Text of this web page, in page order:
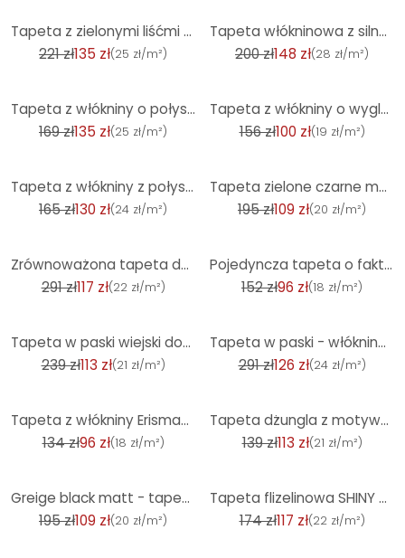
Tapeta z zielonymi liśćmi - kwiecista tapeta do salonu z włókniny do kuchni - Nara
221 zł135 zł(25 zł/m²)
Tapeta włókninowa z silnym efektem połysku o fakturze jasnego betonu o wyglądzie miedzi
200 zł148 zł(28 zł/m²)
Tapeta z włókniny o połyskującym wyglądzie białego betonu
169 zł135 zł(25 zł/m²)
Tapeta z włókniny o wyglądzie dżungli w kolorze niebieskim, szarym
156 zł100 zł(19 zł/m²)
Tapeta z włókniny z połyskiem, beżowa gładka
165 zł130 zł(24 zł/m²)
Tapeta zielone czarne matowe paski - skandynawski nowoczesny wygląd panelu tapety z włókniny
195 zł109 zł(20 zł/m²)
Zrównoważona tapeta dżungla - palmy tapeta A.S. Création ciemnoszary beż 386383
291 zł117 zł(22 zł/m²)
Pojedyncza tapeta o fakturze lnu w kolorze żółtym waniliowym - gładka tapeta z włókniny do salonu i
152 zł96 zł(18 zł/m²)
Tapeta w paski wiejski dom tapeta z włókniny szary biały vintage salon kuchnia przedpokój by A.S. Cr
239 zł113 zł(21 zł/m²)
Tapeta w paski - włókninowa tapeta country house by A.S. Création Beige White Sustainable 386652
291 zł126 zł(24 zł/m²)
Tapeta z włókniny Erismann Casual Chic niebieska
134 zł96 zł(18 zł/m²)
Tapeta dżungla z motywem liści kremowo-beżowa - nowoczesna tapeta z włókniny dyskretna i elegancka
139 zł113 zł(21 zł/m²)
Greige black matt - tapeta z włókniny w paski o nowoczesnym wyglądzie paneli drewnianych skandi
195 zł109 zł(20 zł/m²)
Tapeta flizelinowa SHINY CONCRETE Elle Decoration 4, ochra
174 zł117 zł(22 zł/m²)